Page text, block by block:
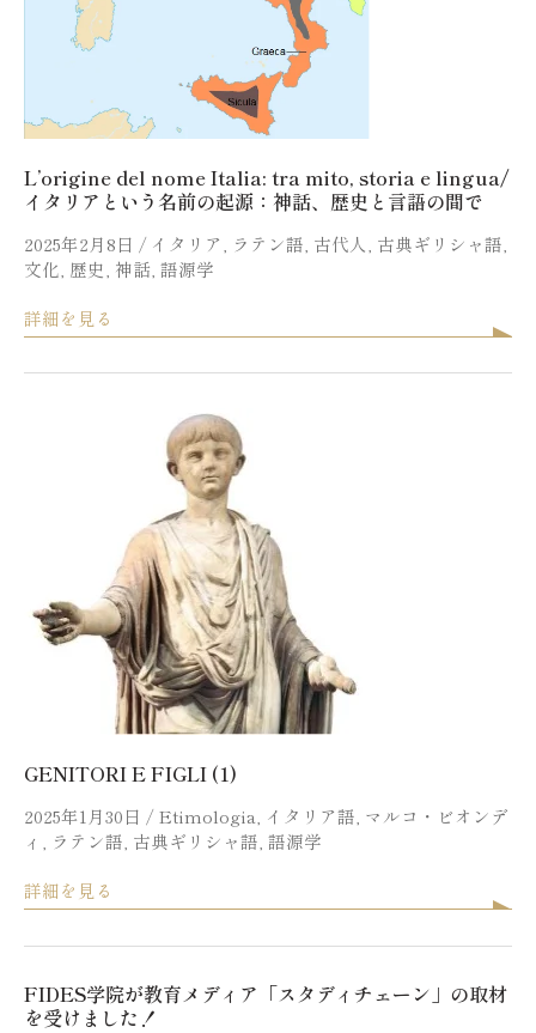
L’origine del nome Italia: tra mito, storia e lingua/
イタリアという名前の起源：神話、歴史と言語の間で
2025年2月8日 / イタリア ラテン語 古代人 古典ギリシャ語
文化 歴史 神話 語源学
詳細を見る
GENITORI E FIGLI (1)
2025年1月30日 /Etimologia, イタリア語, マルコ・ビオンデ
ィ , ラテン語, 古典ギリシャ語, 語源学
詳細を見る
FIDES学院が教育メディア「スタディチェーン」の取材
を受けました！